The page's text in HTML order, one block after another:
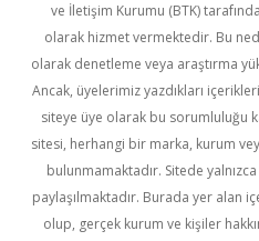
ve İletişim Kurumu (BTK)
olarak hizmet vermektedir. Bu
olarak denetleme veya araştırma
Ancak, üyelerimiz yazdıkları
siteye üye olarak bu sorumluluğu
sitesi, herhangi bir marka, kurum
bulunmamaktadır. Sitede
paylaşılmaktadır. Burada yer alan
olup, gerçek kurum ve kişiler